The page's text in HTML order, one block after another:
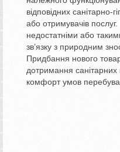
відповідних санітарно-
або отримувачів
недостатніми або
зв’язку з природним
Придбання нового
дотримання санітарних
комфорт умов